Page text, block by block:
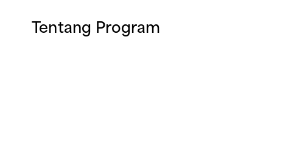
Tentang Program